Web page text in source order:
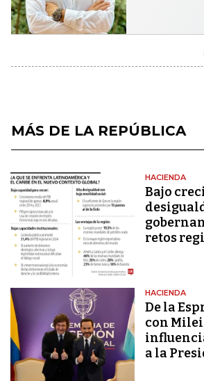
MÁS DE LA REPÚBLICA
HACIENDA
Bajo
retos
HACIENDA
De la
con Milei
a la